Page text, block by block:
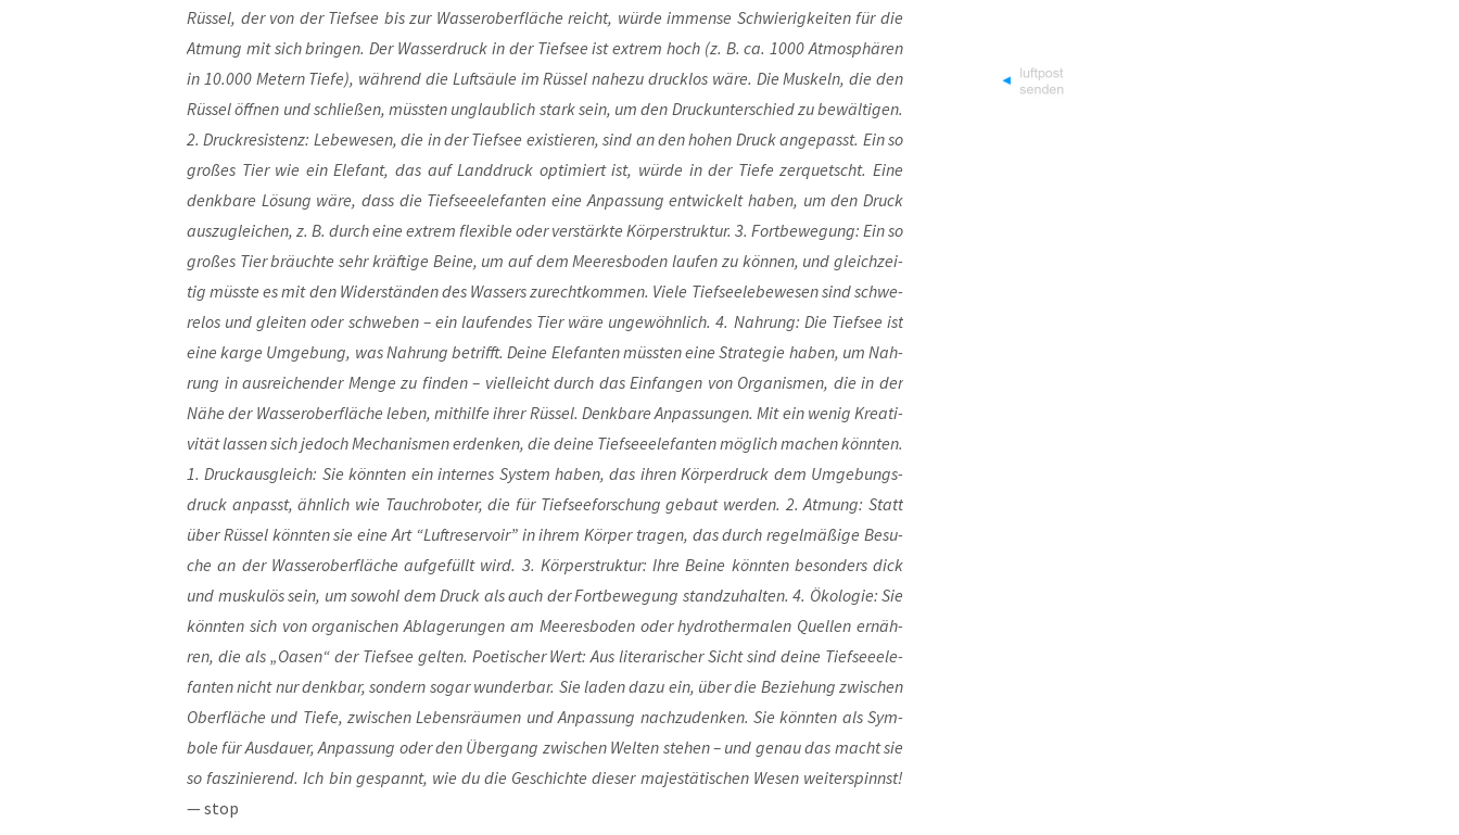
Rüs­sel, der von der Tief­see bis zur Was­ser­ober­flä­che reicht, wür­de immense Schwie­rig­kei­ten für die
Atmung mit sich brin­gen. Der Was­ser­druck in der Tief­see ist extrem hoch (z. B. ca. 1000 Atmo­sphä­ren
in 10.000 Metern Tie­fe), wäh­rend die Luft­säu­le im Rüs­sel nahe­zu druck­los wäre. Die Mus­keln, die den
Rüs­sel öff­nen und schlie­ßen, müss­ten unglaub­lich stark sein, um den Druck­un­ter­schied zu bewäl­ti­gen.
2. Druck­re­sis­tenz: Lebe­we­sen, die in der Tief­see exis­tie­ren, sind an den hohen Druck ange­passt. Ein so
gro­ßes Tier wie ein Ele­fant, das auf Land­druck opti­miert ist, wür­de in der Tie­fe zer­quetscht. Eine
denk­ba­re Lösung wäre, dass die Tief­see­ele­fan­ten eine Anpas­sung ent­wi­ckelt haben, um den Druck
aus­zu­glei­chen, z. B. durch eine extrem fle­xi­ble oder ver­stärk­te Kör­per­struk­tur. 3. Fort­be­we­gung: Ein so
gro­ßes Tier bräuch­te sehr kräf­ti­ge Bei­ne, um auf dem Mee­res­bo­den lau­fen zu kön­nen, und gleich­zei­
tig müss­te es mit den Wider­stän­den des Was­sers zurecht­kom­men. Vie­le Tief­see­le­be­we­sen sind schwe­
re­los und glei­ten oder schwe­ben – ein lau­fen­des Tier wäre unge­wöhn­lich. 4. Nah­rung: Die Tief­see ist
eine kar­ge Umge­bung, was Nah­rung betrifft. Dei­ne Ele­fan­ten müss­ten eine Stra­te­gie haben, um Nah­
rung in aus­rei­chen­der Men­ge zu fin­den – viel­leicht durch das Ein­fan­gen von Orga­nis­men, die in der
Nähe der Was­ser­ober­flä­che leben, mit­hil­fe ihrer Rüs­sel. Denk­ba­re Anpas­sun­gen. Mit ein wenig Krea­ti­
vi­tät las­sen sich jedoch Mecha­nis­men erdenken, die dei­ne Tief­see­ele­fan­ten mög­lich machen könn­ten.
1. Druck­aus­gleich: Sie könn­ten ein inter­nes Sys­tem haben, das ihren Kör­per­druck dem Umge­bungs­
druck anpasst, ähn­lich wie Tauchro­bo­ter, die für Tief­see­for­schung gebaut wer­den. 2. Atmung: Statt
über Rüs­sel könn­ten sie eine Art “Luft­re­ser­voir” in ihrem Kör­per tra­gen, das durch regel­mä­ßi­ge Besu­
che an der Was­ser­ober­flä­che auf­ge­füllt wird. 3. Kör­per­struk­tur: Ihre Bei­ne könn­ten beson­ders dick
und mus­ku­lös sein, um sowohl dem Druck als auch der Fort­be­we­gung stand­zu­hal­ten. 4. Öko­lo­gie: Sie
könn­ten sich von orga­ni­schen Abla­ge­run­gen am Mee­res­bo­den oder hydro­ther­ma­len Quel­len ernäh­
ren, die als „Oasen“ der Tief­see gel­ten. Poe­ti­scher Wert: Aus lite­ra­ri­scher Sicht sind dei­ne Tief­see­ele­
fan­ten nicht nur denk­bar, son­dern sogar wun­der­bar. Sie laden dazu ein, über die Bezie­hung zwi­schen
Ober­flä­che und Tie­fe, zwi­schen Lebens­räu­men und Anpas­sung nach­zu­den­ken. Sie könn­ten als Sym­
bo­le für Aus­dau­er, Anpas­sung oder den Über­gang zwi­schen Wel­ten ste­hen – und genau das macht sie
so fas­zi­nie­rend. Ich bin gespannt, wie du die Geschich­te die­ser majes­tä­ti­schen Wesen wei­ter­spinnst!
— stop